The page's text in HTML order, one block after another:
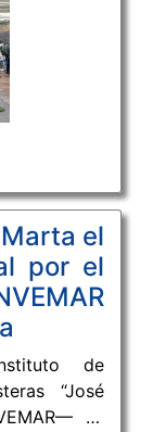
de
"John
de manera
del
escenarios
el
y la
el
por el
de
“José
se